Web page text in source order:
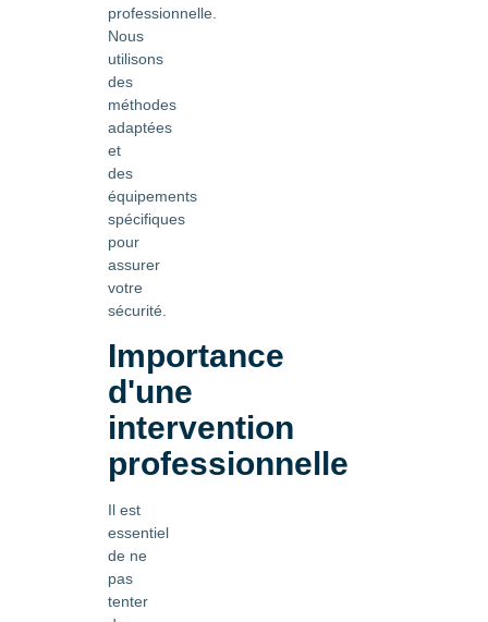
professionnelle.
Nous
utilisons
des
méthodes
adaptées
et
des
équipements
spécifiques
pour
assurer
votre
sécurité.
Importance
d'une
intervention
professionnelle
Il est
essentiel
de ne
pas
tenter